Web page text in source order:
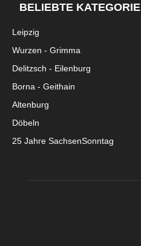
BELIEBTE KATEGORIE
Leipzig
Wurzen - Grimma
Delitzsch - Eilenburg
Borna - Geithain
Altenburg
Döbeln
25 Jahre SachsenSonntag